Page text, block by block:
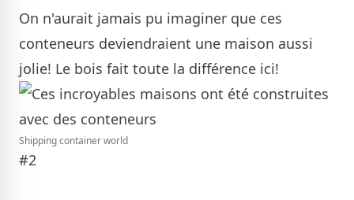
On n'aurait jamais pu imaginer que ces
conteneurs deviendraient une maison aussi
jolie! Le bois fait toute la différence ici!
Shipping container world
#2